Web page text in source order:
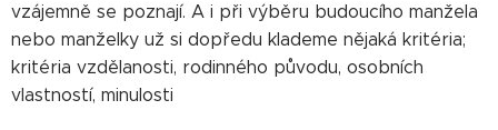
vzájemně se poznají. A i při výběru budoucího manžela
nebo manželky už si dopředu klademe nějaká kritéria;
kritéria vzdělanosti, rodinného původu, osobních
vlastností, minulosti